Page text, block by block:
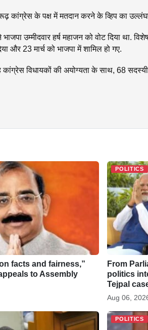
कांग्रेस के पक्ष में मतदान करने के व्हिप का
उम्मीदवार हर्ष महाजन को वोट दिया था.
और 23 मार्च को भाजपा में शामिल हो गए.
विधायकों की अयोग्यता के साथ, 68
facts and fairness,”
to Assembly
POLITICS
From
politics
Tejpal
Aug 06,
POLITICS